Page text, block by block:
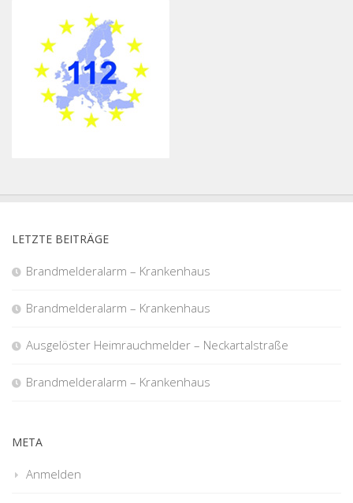
LETZTE BEITRÄGE
Brandmelderalarm – Krankenhaus
Brandmelderalarm – Krankenhaus
Ausgelöster Heimrauchmelder – Neckartalstraße
Brandmelderalarm – Krankenhaus
META
Anmelden